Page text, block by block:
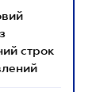
строк